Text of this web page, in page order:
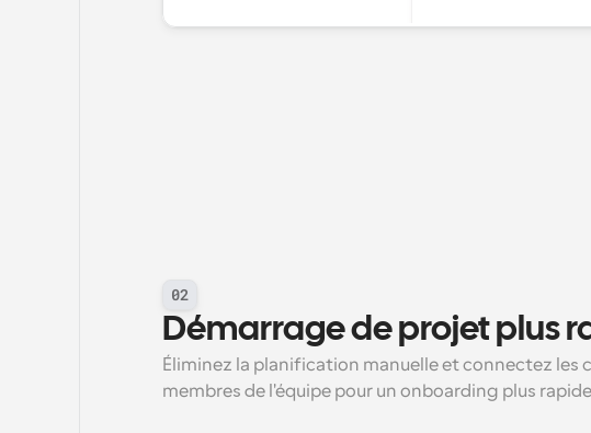
02
Démarrage de projet plus
Éliminez la planification manuelle et connectez les
membres de l'équipe pour un onboarding plus